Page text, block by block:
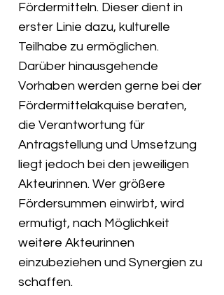
Fördermitteln. Dieser dient in
erster Linie dazu, kulturelle
Teilhabe zu ermöglichen.
Darüber hinausgehende
Vorhaben werden gerne bei der
Fördermittelakquise beraten,
die Verantwortung für
Antragstellung und Umsetzung
liegt jedoch bei den jeweiligen
Akteurinnen. Wer größere
Fördersummen einwirbt, wird
ermutigt, nach Möglichkeit
weitere Akteurinnen
einzubeziehen und Synergien zu
schaffen.